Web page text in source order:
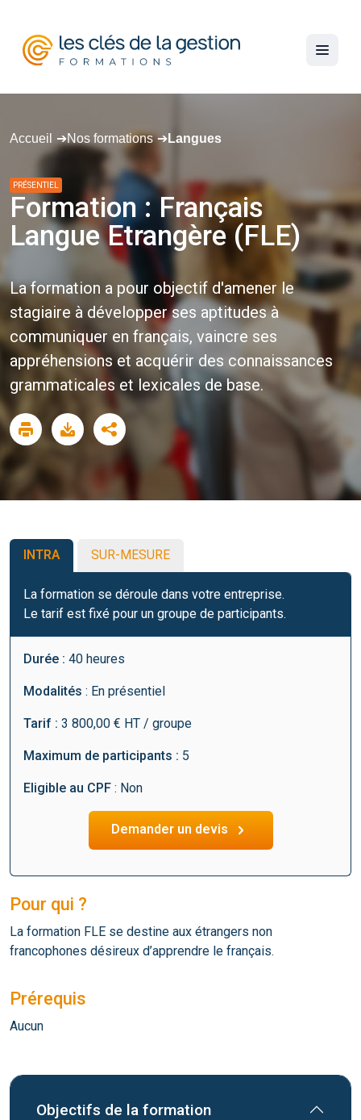
Accueil Nos formations Langues
PRÉSENTIEL
Formation : Français
Langue Etrangère (FLE)
La formation a pour objectif d'amener le
stagiaire à développer ses aptitudes à
communiquer en français, vaincre ses
appréhensions et acquérir des connaissances
grammaticales et lexicales de base.
Pour qui ?
La formation FLE se destine aux étrangers non
francophones désireux d’apprendre le français.
Prérequis
Aucun
Objectifs de la formation
INTRA SUR-MESURE
La formation se déroule dans votre entreprise.
Le tarif est fixé pour un groupe de participants.
Durée : 40 heures
Modalités : En présentiel
Tarif : 3 800,00 € HT / groupe
Maximum de participants : 5
Eligible au CPF : Non
Demander un devis